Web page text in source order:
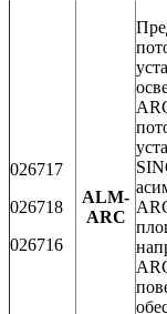
026717
026718
026716
ALM-
ARC